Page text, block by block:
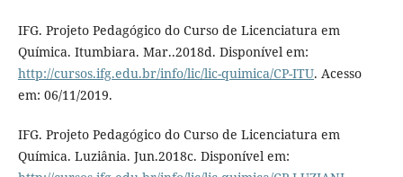
IFG. Projeto Pedagógico do Curso de Licenciatura em
Química. Itumbiara. Mar..2018d. Disponível em:
http://cursos.ifg.edu.br/info/lic/lic-quimica/CP-ITU. Acesso
em: 06/11/2019.
IFG. Projeto Pedagógico do Curso de Licenciatura em
Química. Luziânia. Jun.2018c. Disponível em: